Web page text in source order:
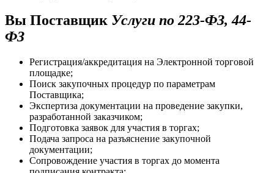
Вы Поставщик Услуги по 223-ФЗ, 44-
ФЗ
Регистрация/аккредитация на Электронной торговой
площадке;
Поиск закупочных процедур по параметрам
Поставщика;
Экспертиза документации на проведение закупки,
разработанной заказчиком;
Подготовка заявок для участия в торгах;
Подача запроса на разъяснение закупочной
документации;
Сопровождение участия в торгах до момента